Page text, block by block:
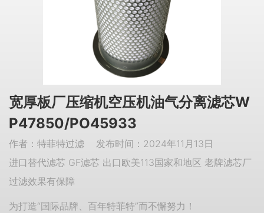
宽厚板厂压缩机空压机油气分离滤芯W
P47850/PO45933
作者：特菲特过滤 发布时间：2024年11月13日
进口替代滤芯 GF滤芯 出口欧美113国家和地区 老牌滤芯厂
过滤效果有保障
为打造“国际品牌、百年特菲特”而不懈努力！